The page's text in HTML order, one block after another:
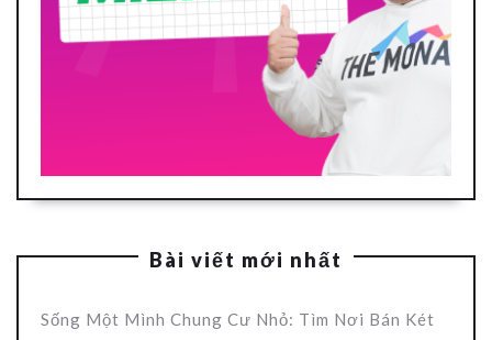
Bài viết mới nhất
Sống Một Mình Chung Cư Nhỏ: Tìm Nơi Bán Két